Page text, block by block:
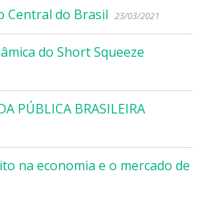
Central do Brasil 23/03/2021
do Short Squeeze
PÚBLICA BRASILEIRA
na economia e o mercado de